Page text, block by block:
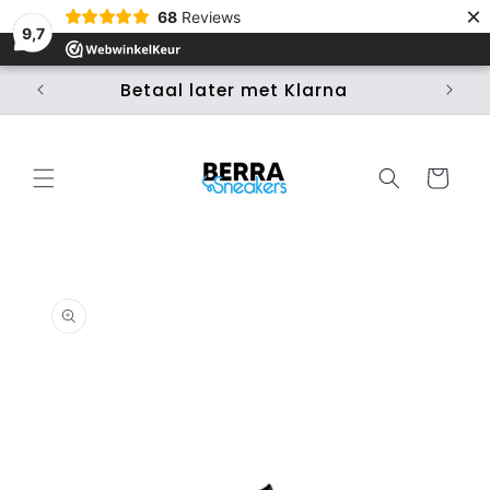
9,7
68 Reviews ×
Skip to
content
Betaal later met Klarna
Cart
information